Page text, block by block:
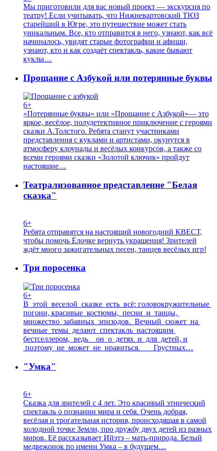
Мы приготовили для вас новый проект — экскурсия по
театру! Если учитывать, что Нижневартовский ТЮЗ
старейший в Югре, это путешествие может стать
уникальным. Все, кто отправится в него, узнают, как всё
начиналось, увидят старые фотографии и афиши,
узнают, кто и как создаёт спектакль, какие бывают
куклы…
Прощание с Азбукой или потерянные буквы
6+
«Потерянные буквы» или «Прощание с Азбукой»— это
яркое, весёлое, полудетективное приключение с героями
сказки А.Толстого. Ребята станут участниками
представления с куклами и артистами, окунутся в
атмосферу клоунады и весёлых конкурсов, а также со
всеми героями сказки «Золотой ключик» пройдут
настоящие…
Театрализованное представление "Белая
сказка"
6+
Ребята отправятся на настоящий новогодний КВЕСТ,
чтобы помочь Ёлочке вернуть украшения! Зрителей
ждёт много зажигательных песен, танцев весёлых игр!
Три поросенка
6+
В этой веселой сказке есть всё: головокружительные
погони, красивые костюмы, песни и танцы,
множество забавных эпизодов. Вечный сюжет на
вечные темы делают спектакль настоящим
бестселлером, ведь он о детях и для детей, и
поэтому не может не нравиться. Грустных…
"Умка"
6+
Сказка для зрителей с 4 лет. Это красивый этнический
спектакль о познании мира и себя. Очень добрая,
весёлая и трогательная история, происходящая в самой
холодной точке Земли, про дружбу двух детей из разных
миров. Её рассказывает Ийэтэ – мать-природа. Белый
медвежонок по имени Умка – в будущем…